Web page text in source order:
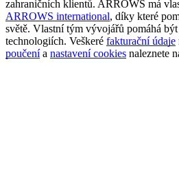
zahraničních klientů. ARROWS má
ARROWS international, díky které
světě. Vlastní tým vývojářů pomáhá
technologiích. Veškeré fakturační údaje
poučení a nastavení cookies naleznete